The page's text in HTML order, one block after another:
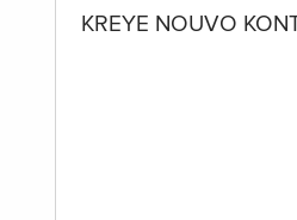
KREYE NOUVO